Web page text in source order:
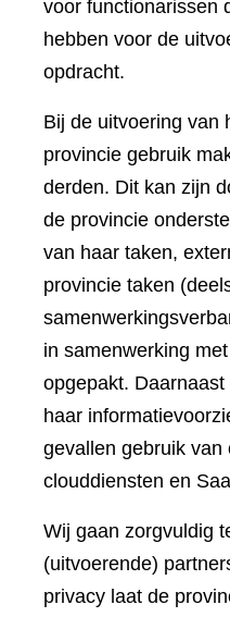
voor functionarissen
hebben voor de
opdracht.
Bij de uitvoering van
provincie gebruik
derden. Dit kan zijn
de provincie
van haar taken,
provincie taken
in samenwerking
opgepakt.
haar
gevallen gebruik
clouddiensten en
Wij gaan zorgvuldig
(uitvoerende)
privacy laat de